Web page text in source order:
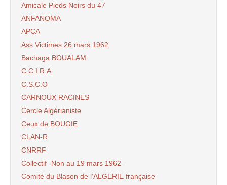
Amicale Pieds Noirs du 47
ANFANOMA
APCA
Ass Victimes 26 mars 1962
Bachaga BOUALAM
C.C.I.R.A.
C.S.C.O
CARNOUX RACINES
Cercle Algérianiste
Ceux de BOUGIE
CLAN-R
CNRRF
Collectif -Non au 19 mars 1962-
Comité du Blason de l’ALGERIE française